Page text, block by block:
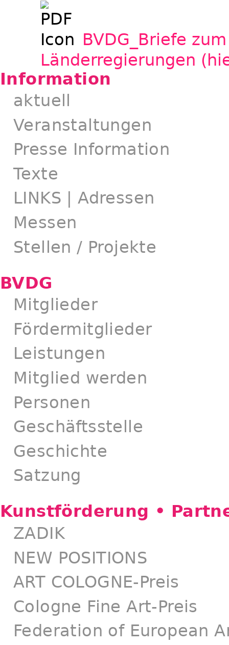
BVDG_Briefe
Länderregierungen
Information
aktuell
Veranstaltungen
Presse Information
Texte
LINKS | Adressen
Messen
Stellen / Projekte
BVDG
Mitglieder
Fördermitglieder
Leistungen
Mitglied werden
Personen
Geschäftsstelle
Geschichte
Satzung
Kunstförderung •
ZADIK
NEW POSITIONS
ART COLOGNE-Preis
Cologne Fine Art-Preis
Federation of European